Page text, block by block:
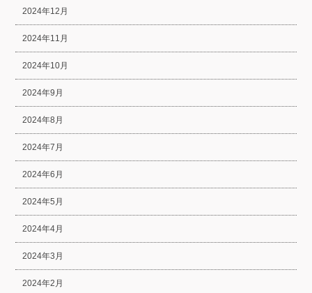
2024年12月
2024年11月
2024年10月
2024年9月
2024年8月
2024年7月
2024年6月
2024年5月
2024年4月
2024年3月
2024年2月